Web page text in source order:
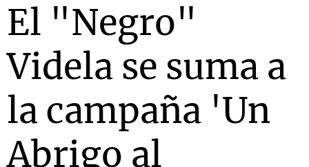
El "Negro"
Videla se suma a
la campaña 'Un
Abrigo al